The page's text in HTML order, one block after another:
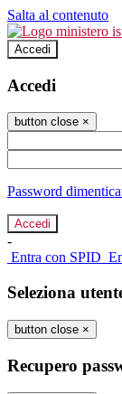
Salta al contenuto
Accedi
Accedi
button close ×
Password
-
Entra con SPID
Seleziona
button close ×
Recupero